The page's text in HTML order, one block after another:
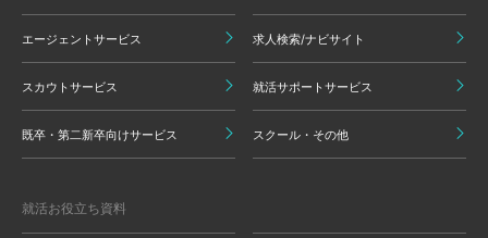
エージェントサービス 求人検索/ナビサイト
スカウトサービス 就活サポートサービス
既卒・第二新卒向けサービス スクール・その他
就活お役立ち資料